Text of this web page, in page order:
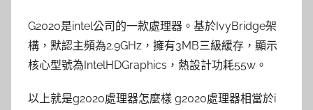
G2020是intel公司的一款處理器。基於IvyBridge架
構，默認主頻為2.9GHz，擁有3MB三級緩存，顯示
核心型號為IntelHDGraphics，熱設計功耗55w。
以上就是g2020處理器怎麼樣 g2020處理器相當於i